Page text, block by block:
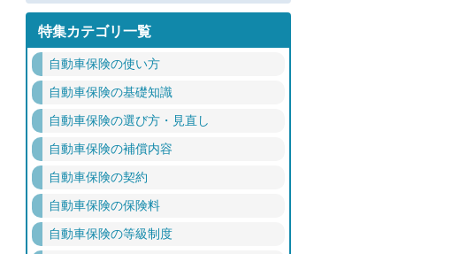
特集カテゴリ一覧
自動車保険の使い方
自動車保険の基礎知識
自動車保険の選び方・見直し
自動車保険の補償内容
自動車保険の契約
自動車保険の保険料
自動車保険の等級制度